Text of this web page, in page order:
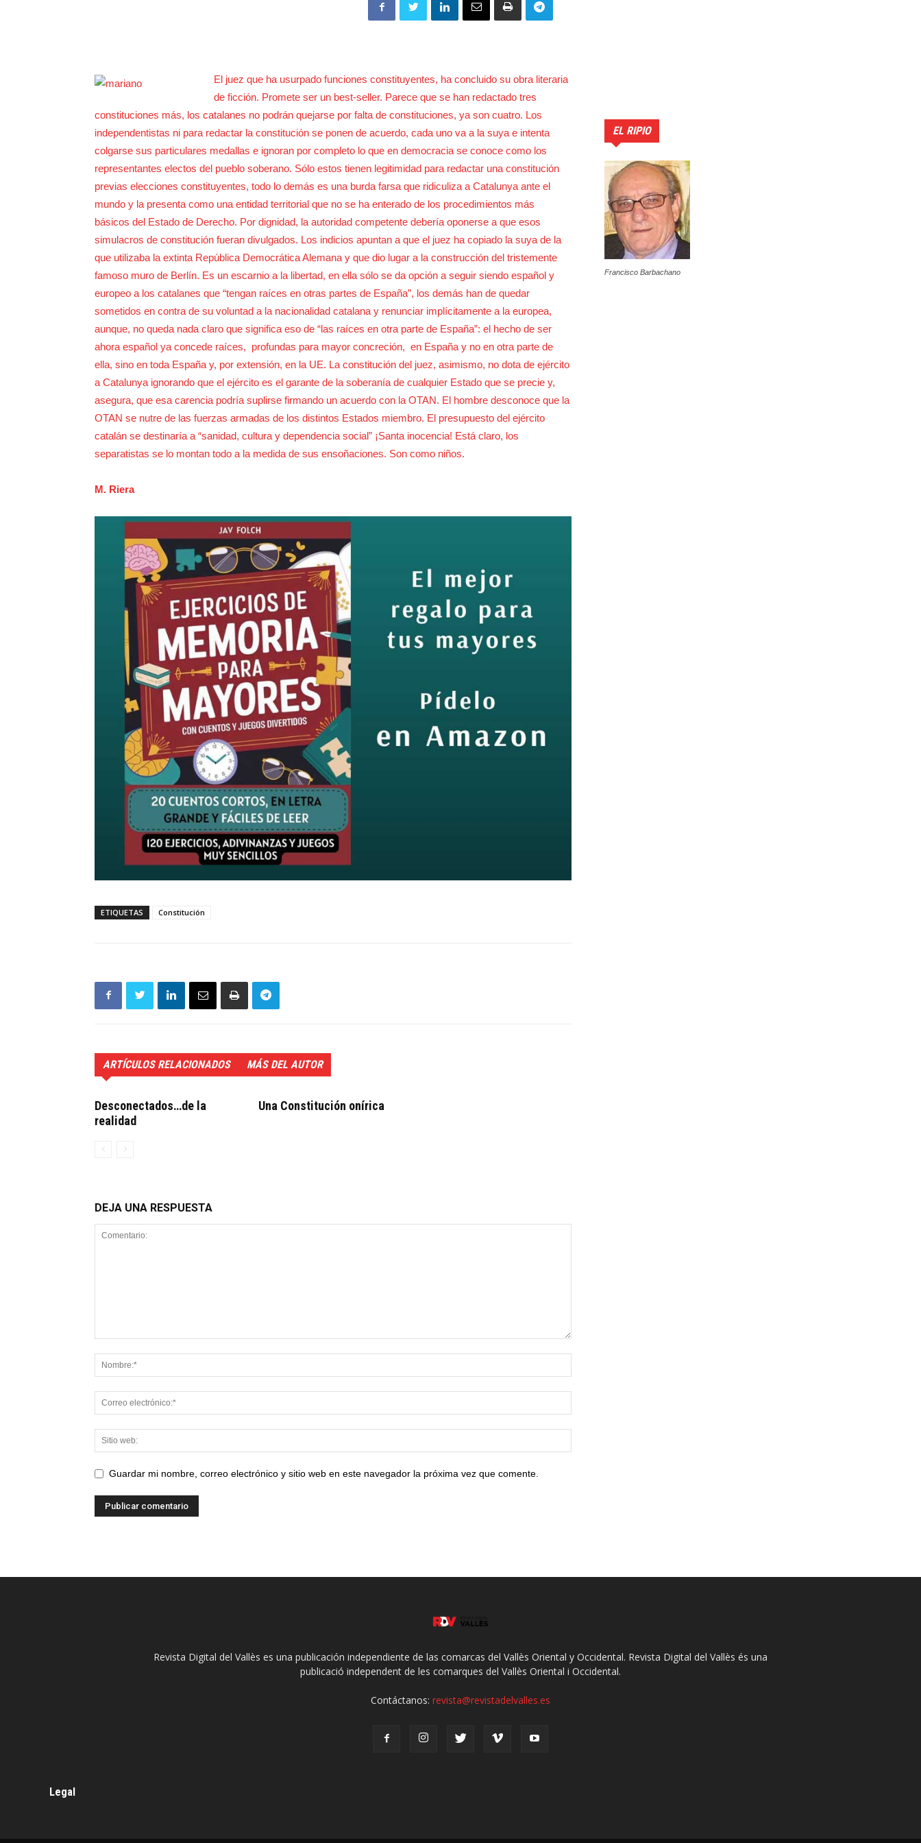
El juez que ha usurpado funciones constituyentes, ha concluido su obra literaria
de ficción. Promete ser un best-seller. Parece que se han redactado tres
constituciones más, los catalanes no podrán quejarse por falta de constituciones, ya son cuatro. Los
independentistas ni para redactar la constitución se ponen de acuerdo, cada uno va a la suya e intenta
colgarse sus particulares medallas e ignoran por completo lo que en democracia se conoce como los
representantes electos del pueblo soberano. Sólo estos tienen legitimidad para redactar una constitución
previas elecciones constituyentes, todo lo demás es una burda farsa que ridiculiza a Catalunya ante el
mundo y la presenta como una entidad territorial que no se ha enterado de los procedimientos más
básicos del Estado de Derecho. Por dignidad, la autoridad competente debería oponerse a que esos
simulacros de constitución fueran divulgados. Los indicios apuntan a que el juez ha copiado la suya de la
que utilizaba la extinta República Democrática Alemana y que dio lugar a la construcción del tristemente
famoso muro de Berlín. Es un escarnio a la libertad, en ella sólo se da opción a seguir siendo español y
europeo a los catalanes que “tengan raíces en otras partes de España”, los demás han de quedar
sometidos en contra de su voluntad a la nacionalidad catalana y renunciar implícitamente a la europea,
aunque, no queda nada claro que significa eso de “las raíces en otra parte de España”: el hecho de ser
ahora español ya concede raíces, profundas para mayor concreción, en España y no en otra parte de
ella, sino en toda España y, por extensión, en la UE. La constitución del juez, asimismo, no dota de ejército
a Catalunya ignorando que el ejército es el garante de la soberanía de cualquier Estado que se precie y,
asegura, que esa carencia podría suplirse firmando un acuerdo con la OTAN. El hombre desconoce que la
OTAN se nutre de las fuerzas armadas de los distintos Estados miembro. El presupuesto del ejército
catalán se destinaría a “sanidad, cultura y dependencia social” ¡Santa inocencia! Está claro, los
separatistas se lo montan todo a la medida de sus ensoñaciones. Son como niños.
M. Riera
ETIQUETAS Constitución
ARTÍCULOS RELACIONADOS MÁS DEL AUTOR
Desconectados…de la
realidad
Una Constitución onírica
DEJA UNA RESPUESTA
Guardar mi nombre, correo electrónico y sitio web en este navegador la próxima vez que comente.
EL RIPIO
Francisco Barbachano
Revista Digital del Vallès es una publicación independiente de las comarcas del Vallès Oriental y Occidental. Revista Digital del Vallès és una
publicació independent de les comarques del Vallès Oriental i Occidental.
Contáctanos: revista@revistadelvalles.es
Legal